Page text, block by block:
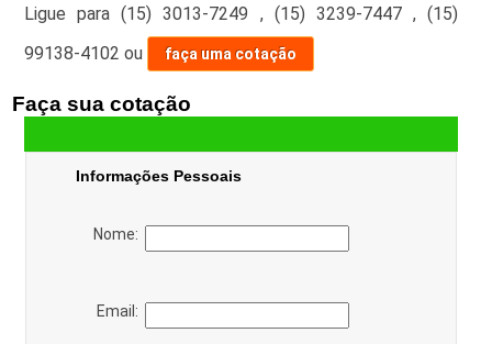
Ligue para(15) 3013-7249 , (15) 3239-7447 ,(15)
99138-4102 ou faça uma cotação
Faça sua cotação
Informações Pessoais
Nome:
Email: